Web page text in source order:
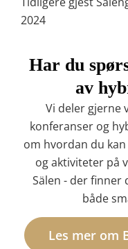
2024
Har du
av
Vi deler gjerne
konferanser og
om hvordan du
og aktiviteter på
Sälen - der finner
både
Les mer om